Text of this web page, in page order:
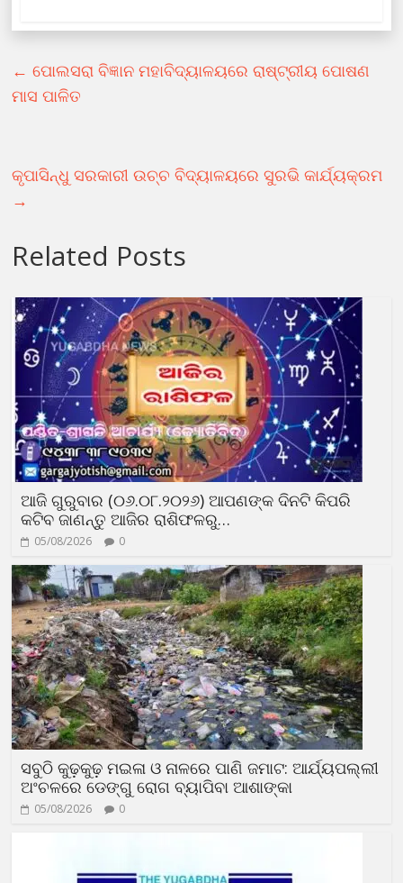
← ପୋଲସରା ବିଜ୍ଞାନ ମହାବିଦ୍ୟାଳୟରେ ରାଷ୍ଟ୍ରୀୟ ପୋଷଣ
ମାସ ପାଳିତ
କୃପାସିନ୍ଧୁ ସରକାରୀ ଉଚ୍ଚ ବିଦ୍ୟାଳୟରେ ସୁରଭି କାର୍ଯ୍ୟକ୍ରମ
→
Related Posts
ଆଜି ଗୁରୁବାର (୦୬.୦୮.୨୦୨୬) ଆପଣଙ୍କ ଦିନଟି କିପରି
କଟିବ ଜାଣନ୍ତୁ ଆଜିର ରାଶିଫଳରୁ…
05/08/2026 0
ସବୁଠି କୁଢ଼କୁଢ଼ ମଇଳା ଓ ନାଳରେ ପାଣି ଜମାଟ: ଆର୍ଯ୍ୟପଲ୍ଲୀ
ଅଂଚଳରେ ଡେଙ୍ଗୁ ରୋଗ ବ୍ୟାପିବା ଆଶାଙ୍କା
05/08/2026 0